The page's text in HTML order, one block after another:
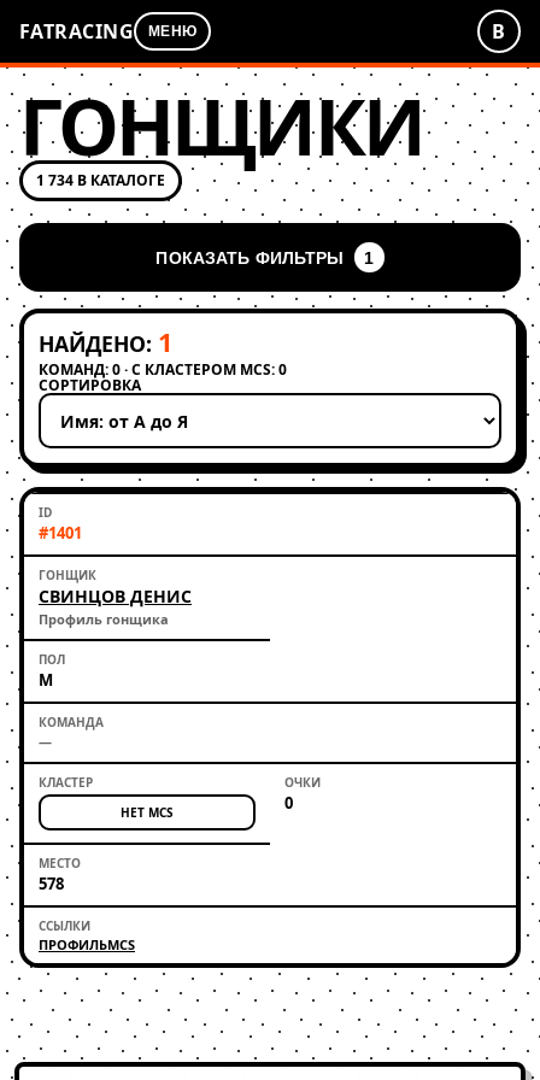
FATRACING МЕНЮ В
ГОНЩИКИ
1 734 В КАТАЛОГЕ
ПОКАЗАТЬ ФИЛЬТРЫ 1
НАЙДЕНО: 1
КОМАНД: 0 · С КЛАСТЕРОМ MCS: 0
СОРТИРОВКА
Применить сортировку
#1401
СВИНЦОВ ДЕНИС
Профиль гонщика
М
—
НЕТ MCS 0
578
ПРОФИЛЬMCS